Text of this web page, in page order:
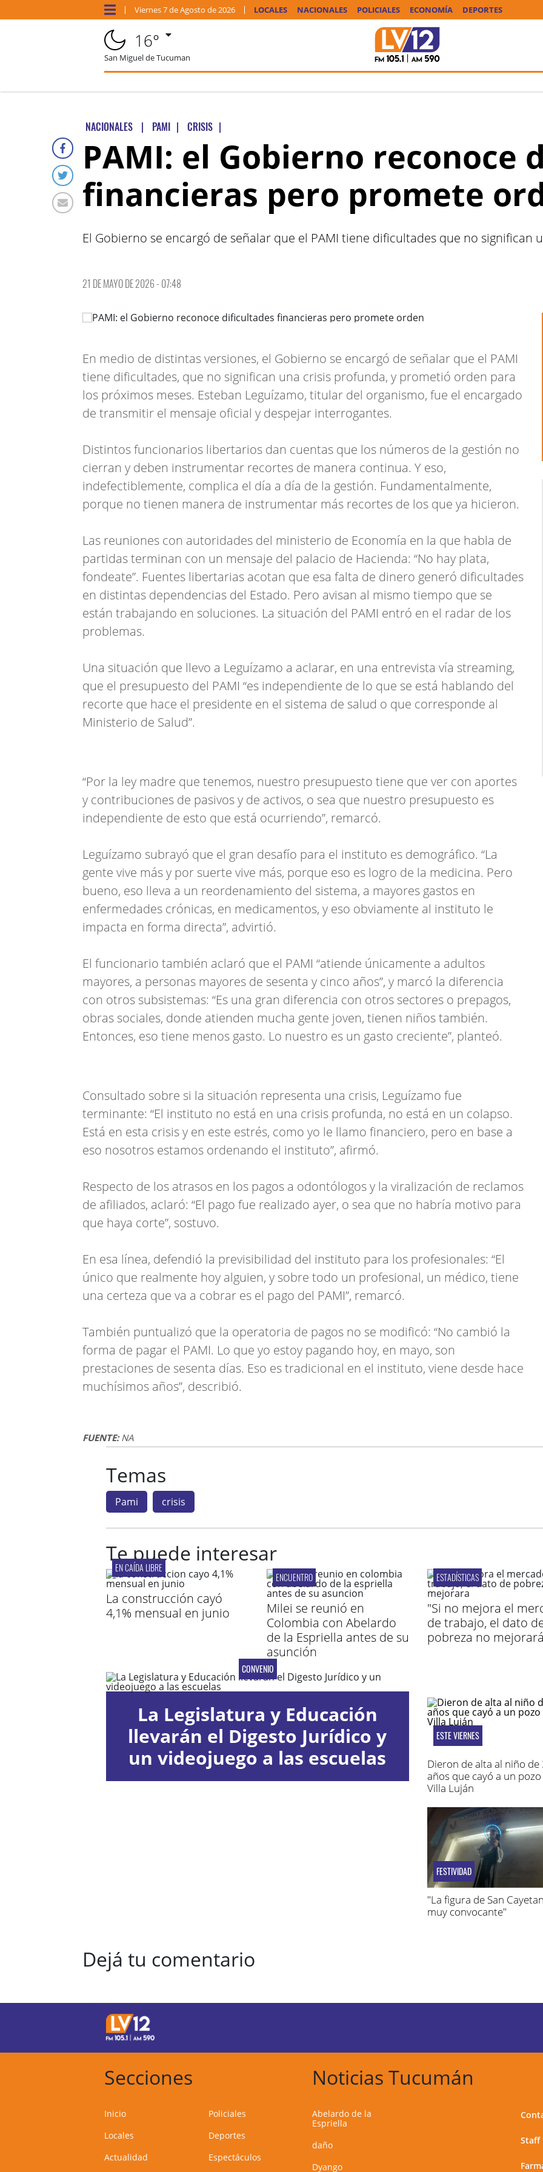
Viernes7 deAgosto de 2026 LOCALES NACIONALES POLICIALES ECONOMÍA DEPORTES
16°
San Miguel de Tucuman
NACIONALES | PAMI | CRISIS |
PAMI: el Gobierno reconoce
financieras pero promete
El Gobierno se encargó de señalar que el PAMI tiene dificultades que no significan
21 DE MAYO DE 2026 - 07:48
En medio de distintas versiones, el Gobierno se encargó de señalar que el PAMI
tiene dificultades, que no significan una crisis profunda, y prometió orden para
los próximos meses. Esteban Leguízamo, titular del organismo, fue el encargado
de transmitir el mensaje oficial y despejar interrogantes.
Distintos funcionarios libertarios dan cuentas que los números de la gestión no
cierran y deben instrumentar recortes de manera continua. Y eso,
indefectiblemente, complica el día a día de la gestión. Fundamentalmente,
porque no tienen manera de instrumentar más recortes de los que ya hicieron.
Las reuniones con autoridades del ministerio de Economía en la que habla de
partidas terminan con un mensaje del palacio de Hacienda: “No hay plata,
fondeate”. Fuentes libertarias acotan que esa falta de dinero generó dificultades
en distintas dependencias del Estado. Pero avisan al mismo tiempo que se
están trabajando en soluciones. La situación del PAMI entró en el radar de los
problemas.
Una situación que llevo a Leguízamo a aclarar, en una entrevista vía streaming,
que el presupuesto del PAMI “es independiente de lo que se está hablando del
recorte que hace el presidente en el sistema de salud o que corresponde al
Ministerio de Salud”.
“Por la ley madre que tenemos, nuestro presupuesto tiene que ver con aportes
y contribuciones de pasivos y de activos, o sea que nuestro presupuesto es
independiente de esto que está ocurriendo”, remarcó.
Leguízamo subrayó que el gran desafío para el instituto es demográfico. “La
gente vive más y por suerte vive más, porque eso es logro de la medicina. Pero
bueno, eso lleva a un reordenamiento del sistema, a mayores gastos en
enfermedades crónicas, en medicamentos, y eso obviamente al instituto le
impacta en forma directa”, advirtió.
El funcionario también aclaró que el PAMI “atiende únicamente a adultos
mayores, a personas mayores de sesenta y cinco años”, y marcó la diferencia
con otros subsistemas: “Es una gran diferencia con otros sectores o prepagos,
obras sociales, donde atienden mucha gente joven, tienen niños también.
Entonces, eso tiene menos gasto. Lo nuestro es un gasto creciente”, planteó.
Consultado sobre si la situación representa una crisis, Leguízamo fue
terminante: “El instituto no está en una crisis profunda, no está en un colapso.
Está en esta crisis y en este estrés, como yo le llamo financiero, pero en base a
eso nosotros estamos ordenando el instituto”, afirmó.
Respecto de los atrasos en los pagos a odontólogos y la viralización de reclamos
de afiliados, aclaró: “El pago fue realizado ayer, o sea que no habría motivo para
que haya corte”, sostuvo.
En esa línea, defendió la previsibilidad del instituto para los profesionales: “El
único que realmente hoy alguien, y sobre todo un profesional, un médico, tiene
una certeza que va a cobrar es el pago del PAMI”, remarcó.
También puntualizó que la operatoria de pagos no se modificó: “No cambió la
forma de pagar el PAMI. Lo que yo estoy pagando hoy, en mayo, son
prestaciones de sesenta días. Eso es tradicional en el instituto, viene desde hace
muchísimos años”, describió.
FUENTE:NA
Temas
Pami crisis
Te puede interesar
EN CAÍDA LIBRE
La construcción cayó
4,1% mensual en junio
ENCUENTRO
Milei se reunió en
Colombia con Abelardo
de la Espriella antes de su
asunción
ESTADÍSTICAS
"Si no mejora el
de trabajo, el dato
pobreza no
CONVENIO
La Legislatura y Educación
llevarán el Digesto Jurídico y
un videojuego a las escuelas
ESTE VIERNES
Dieron de alta al niño de
años que cayó a un pozo
Villa Luján
FESTIVIDAD
"La figura de San
muy convocante"
Dejá tu comentario
Secciones
Inicio
Locales
Actualidad
Policiales
Deportes
Espectáculos
Noticias Tucumán
Abelardo de la
Espriella
daño
Dyango
Staff